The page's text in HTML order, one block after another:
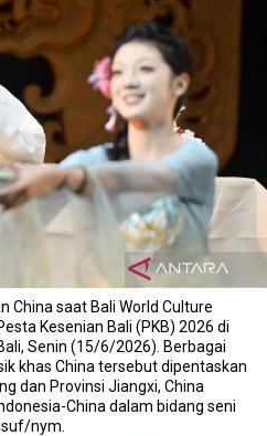
China saat Bali World Culture
Kesenian Bali (PKB) 2026 di
Senin (15/6/2026). Berbagai
khas China tersebut dipentaskan
dan Provinsi Jiangxi, China
China dalam bidang seni
nym.